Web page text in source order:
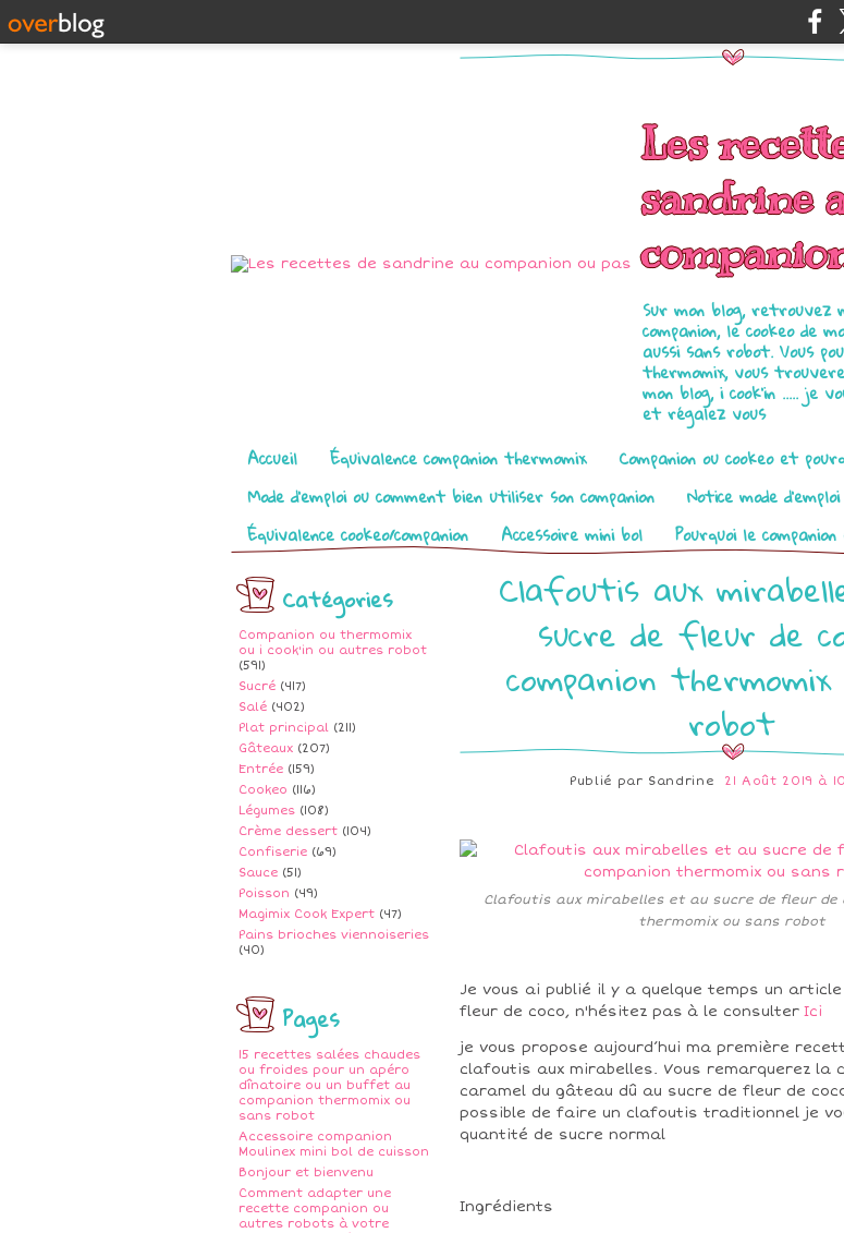
Les
sandrine
Sur mon blog, retrouvez
companion, le cookeo de
aussi sans robot. Vous
thermomix, vous
mon blog, i cook'in ..... je
et régalez vous
Pages
Accueil Équivalence companion thermomix
Companion ou cookeo et
Mode d’emploi ou comment bien utiliser son companion
Notice mode
Équivalence cookeo/companion
Accessoire mini bol Pourquoi le
Catégories
Companion ou thermomix
ou i cook'in ou autres robot
(591)
Sucré (417)
Salé (402)
Plat principal (211)
Gâteaux (207)
Entrée (159)
Cookeo (116)
Légumes (108)
Crème dessert (104)
Confiserie (69)
Sauce (51)
Poisson (49)
Magimix Cook Expert (47)
Pains brioches viennoiseries
(40)
Pages
15 recettes salées chaudes
ou froides pour un apéro
dînatoire ou un buffet au
companion thermomix ou
sans robot
Accessoire companion
Moulinex mini bol de cuisson
Bonjour et bienvenu
Comment adapter une
recette companion ou
autres robots à votre
Clafoutis aux
sucre de fleur de
companion
robot
Publié par Sandrine 21 Août 2019 à
Clafoutis aux mirabelles et au sucre de fleur de
thermomix ou sans robot
Je vous ai publié il y a quelque temps un
fleur de coco, n'hésitez pas à le consulter Ici
je vous propose aujourd’hui ma première
clafoutis aux mirabelles. Vous remarquerez la
caramel du gâteau dû au sucre de fleur de
possible de faire un clafoutis traditionnel je
quantité de sucre normal
Ingrédients